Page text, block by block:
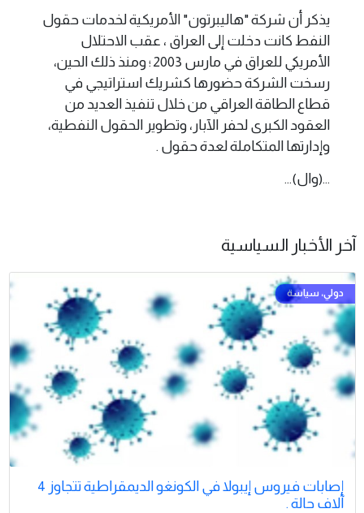
يذكر أن شركة "هاليبرتون" الأمريكية لخدمات حقول
النفط كانت دخلت إلى العراق ، عقب الاحتلال
الأمريكي للعراق في مارس 2003 ؛ ومنذ ذلك الحين،
رسخت الشركة حضورها كشريك استراتيجي في
قطاع الطاقة العراقي من خلال تنفيذ العديد من
العقود الكبرى لحفر الآبار، وتطوير الحقول النفطية،
وإدارتها المتكاملة لعدة حقول .
...(وال)...
آخر الأخبار السياسية
إصابات فيروس إيبولا في الكونغو الديمقراطية تتجاوز 4
آلاف حالة .